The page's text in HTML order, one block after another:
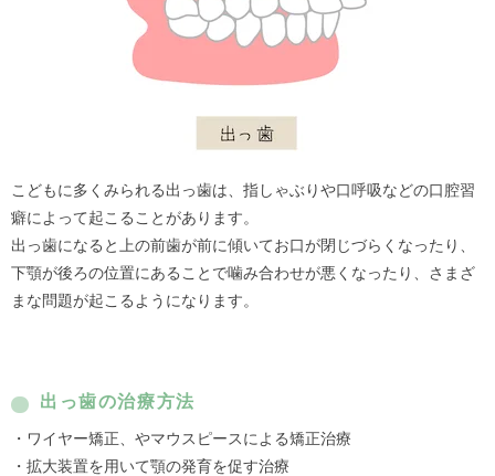
こどもに多くみられる出っ歯は、指しゃぶりや口呼吸などの口腔習
癖によって起こることがあります。
出っ歯になると上の前歯が前に傾いてお口が閉じづらくなったり、
下顎が後ろの位置にあることで噛み合わせが悪くなったり、さまざ
まな問題が起こるようになります。
出っ歯の治療方法
・ワイヤー矯正、やマウスピースによる矯正治療
・拡大装置を用いて顎の発育を促す治療